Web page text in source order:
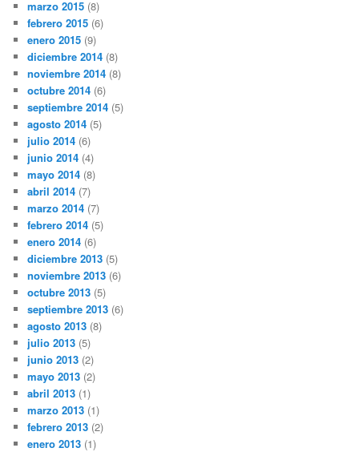
marzo 2015 (8)
febrero 2015 (6)
enero 2015 (9)
diciembre 2014 (8)
noviembre 2014 (8)
octubre 2014 (6)
septiembre 2014 (5)
agosto 2014 (5)
julio 2014 (6)
junio 2014 (4)
mayo 2014 (8)
abril 2014 (7)
marzo 2014 (7)
febrero 2014 (5)
enero 2014 (6)
diciembre 2013 (5)
noviembre 2013 (6)
octubre 2013 (5)
septiembre 2013 (6)
agosto 2013 (8)
julio 2013 (5)
junio 2013 (2)
mayo 2013 (2)
abril 2013 (1)
marzo 2013 (1)
febrero 2013 (2)
enero 2013 (1)